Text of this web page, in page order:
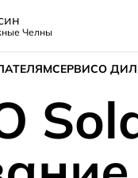
Челны
СЕРВИСО